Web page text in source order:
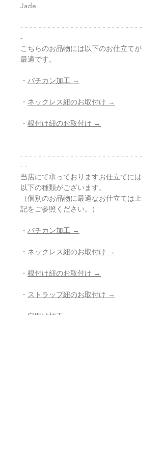
Jade
- - - - - - - - - - - - - - - - - - - - - - - - - - -
-
こちらのお品物には以下のお仕立てが
最適です。
・ バチカン加工 →
・ ネックレス紐のお取付け →
・ 根付け紐のお取付け →
- - - - - - - - - - - - - - - - - - - - - - - - - - -
- -
当店にて承っておりますお仕立てには
以下の種類がございます。
（個別のお品物に最適なお仕立ては上
記をご参照ください。）
・ バチカン加工 →
・ ネックレス紐のお取付け →
・ 根付け紐のお取付け →
・ ストラップ紐のお取付け →
穴開け加工 →